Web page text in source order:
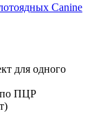
Canine